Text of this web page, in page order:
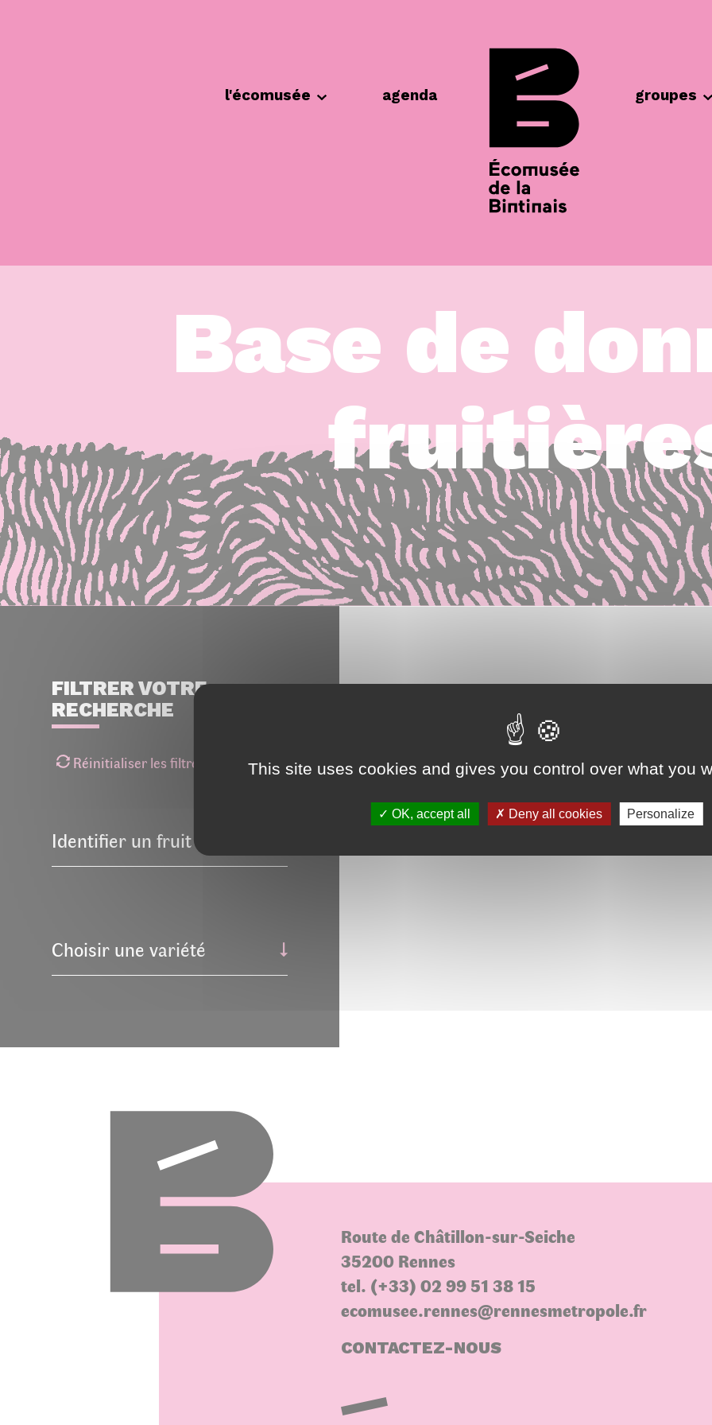
l'écomusée agenda groupes
Base de
FILTRER VOTRE
RECHERCHE
Réinitialiser les filtres
Identifier un fruit
Choisir une variété
Route de Châtillon-sur-Seiche
35200 Rennes
tel. (+33) 02 99 51 38 15
ecomusee.rennes@rennesmetropole.fr
CONTACTEZ-NOUS
This site uses cookies and gives you control over what you
OK, accept all Deny all cookies Personalize